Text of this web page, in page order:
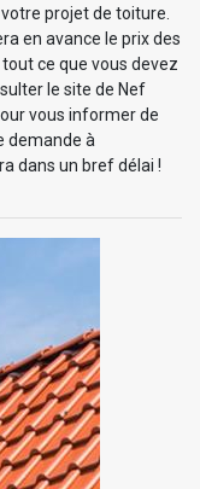
projet de toiture.
en avance le prix des
ce que vous devez
le site de Nef
vous informer de
demande à
dans un bref délai !